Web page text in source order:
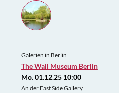
Galerien in Berlin
The Wall Museum Berlin
Mo. 01.12.25 10:00
An der East Side Gallery